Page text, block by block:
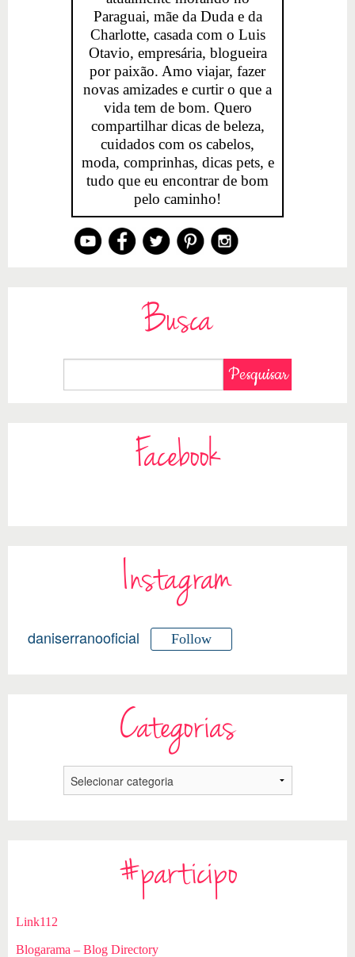
Paraguai, mãe da Duda e da
Charlotte, casada com o Luis
Otavio, empresária, blogueira
por paixão. Amo viajar, fazer
novas amizades e curtir o que a
vida tem de bom. Quero
compartilhar dicas de beleza,
cuidados com os cabelos,
moda, comprinhas, dicas pets, e
tudo que eu encontrar de bom
pelo caminho!
Busca
Facebook
Instagram
daniserranooficial Follow
Categorias
#participo
Link112
Blogarama – Blog Directory